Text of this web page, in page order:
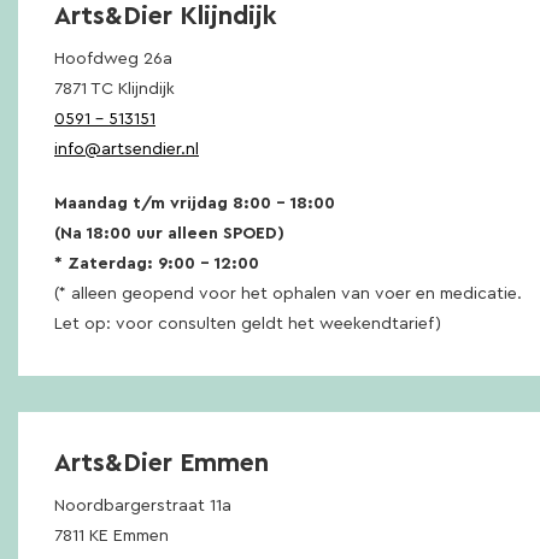
Arts&Dier Klijndijk
Hoofdweg 26a
7871 TC Klijndijk
0591 – 513151
info@artsendier.nl
Maandag t/m vrijdag 8:00 – 18:00
(Na 18:00 uur alleen SPOED)
* Zaterdag: 9:00 – 12:00
(* alleen geopend voor het ophalen van voer en medicatie.
Let op: voor consulten geldt het weekendtarief)
Arts&Dier Emmen
Noordbargerstraat 11a
7811 KE Emmen